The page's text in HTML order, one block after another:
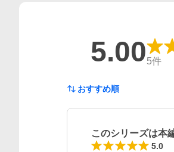
5.005件
おすすめ順
このシリーズは本
5.0